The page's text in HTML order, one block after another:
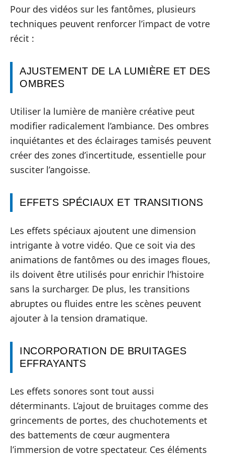
Pour des vidéos sur les fantômes, plusieurs
techniques peuvent renforcer l’impact de votre
récit :
AJUSTEMENT DE LA LUMIÈRE ET DES
OMBRES
Utiliser la lumière de manière créative peut
modifier radicalement l’ambiance. Des ombres
inquiétantes et des éclairages tamisés peuvent
créer des zones d’incertitude, essentielle pour
susciter l’angoisse.
EFFETS SPÉCIAUX ET TRANSITIONS
Les effets spéciaux ajoutent une dimension
intrigante à votre vidéo. Que ce soit via des
animations de fantômes ou des images floues,
ils doivent être utilisés pour enrichir l’histoire
sans la surcharger. De plus, les transitions
abruptes ou fluides entre les scènes peuvent
ajouter à la tension dramatique.
INCORPORATION DE BRUITAGES
EFFRAYANTS
Les effets sonores sont tout aussi
déterminants. L’ajout de bruitages comme des
grincements de portes, des chuchotements et
des battements de cœur augmentera
l’immersion de votre spectateur. Ces éléments